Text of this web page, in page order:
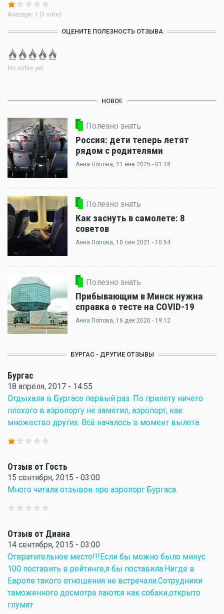
Average: 1 (1 vote)
ОЦЕНИТЕ ПОЛЕЗНОСТЬ ОТЗЫВА
No votes yet
НОВОЕ
Полезно знать
Россия: дети теперь летят
рядом с родителями
Анна Попова, 21 янв 2025 - 01:18
Полезно знать
Как заснуть в самолете: 8
советов
Анна Попова, 10 сен 2021 - 10:54
Полезно знать
Прибывающим в Минск нужна
справка о тесте на COVID-19
Анна Попова, 16 дек 2020 - 19:12
БУРГАС - ДРУГИЕ ОТЗЫВЫ
Бургас
18 апреля, 2017 - 14:55
Отдыхали в Бургасе первый раз. По прилету ничего
плохого в аэропорту не заметил, аэропорт, как
множество других. Всё началось в момент вылета.
Отзыв от Гость
15 сентября, 2015 - 03:00
Много читала отзывов про аэропорт Бургаса.
Отзыв от Диана
14 сентября, 2015 - 03:00
Отвратительное место!!!Если бы можно было минус
100 поставить в рейтинге,я бы поставила.Нигде в
Европе такого отношения не встречали.Сотрудники
таможенного досмотра лаются как собаки,открыто
глумят